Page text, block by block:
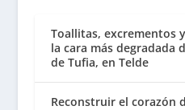
Toallitas, excrementos
la cara más degradada
de Tufia, en Telde
Reconstruir el corazón